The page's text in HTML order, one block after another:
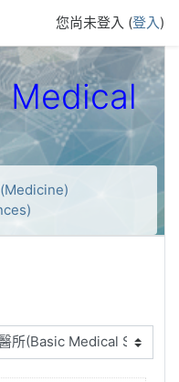
您尚未登入 (登入)
Medical